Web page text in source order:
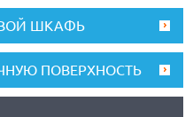
ШКАФЬ
ПОВЕРХНОСТЬ